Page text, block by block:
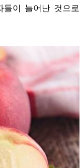
이 늘어난 것으로